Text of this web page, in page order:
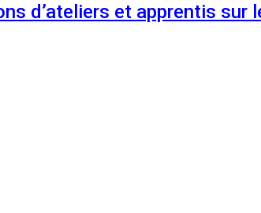
d’ateliers et apprentis sur